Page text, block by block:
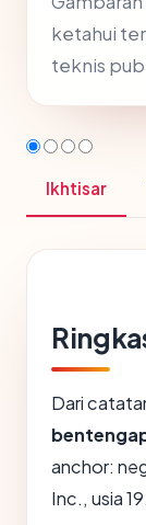
ketahui
teknis
Ikhtisar
Dari
anchor:
Inc., usia